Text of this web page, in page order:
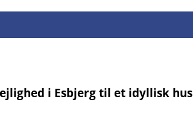
i Esbjerg til et idyllisk